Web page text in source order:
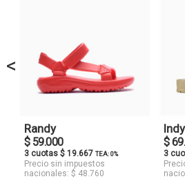
<
Randy
$ 59.000
3 cuotas $ 19.667 TEA: 0%
Precio sin impuestos
nacionales: $ 48.760
Indy
$
3